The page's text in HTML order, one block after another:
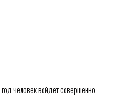
человек войдет совершенно